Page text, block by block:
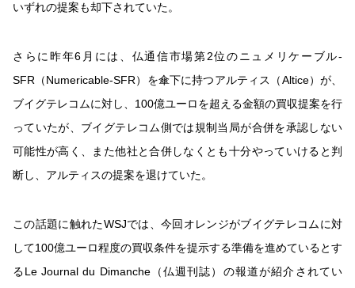
いずれの提案も却下されていた。
さらに昨年6月には、仏通信市場第2位のニュメリケーブル-
SFR（Numericable-SFR）を傘下に持つアルティス（Altice）が、
ブイグテレコムに対し、100億ユーロを超える金額の買収提案を行
っていたが、ブイグテレコム側では規制当局が合併を承認しない
可能性が高く、また他社と合併しなくとも十分やっていけると判
断し、アルティスの提案を退けていた。
この話題に触れたWSJでは、今回オレンジがブイグテレコムに対
して100億ユーロ程度の買収条件を提示する準備を進めているとす
るLe Journal du Dimanche（仏週刊誌）の報道が紹介されてい